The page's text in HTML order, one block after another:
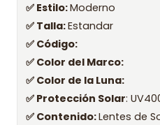
✅ Estilo:Moderno
✅ Talla:Estandar
✅ Código:
✅ Color del Marco:
✅ Color de la Luna:
✅ Protección Solar:
✅ Contenido:Lentes de